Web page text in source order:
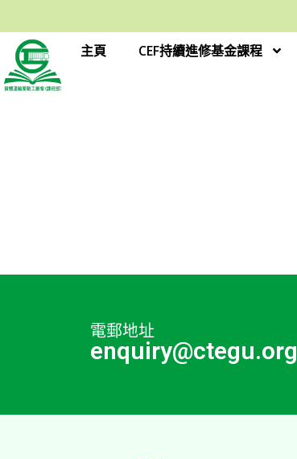
主頁 CEF持續進修基金課程
電郵地址
enquiry@ctegu.org